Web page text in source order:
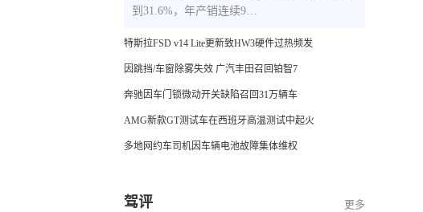
到31.6%，年产销连续9…
特斯拉FSD v14 Lite更新致HW3硬件过热频发
因跳挡/车窗除雾失效 广汽丰田召回铂智7
奔驰因车门锁微动开关缺陷召回31万辆车
AMG新款GT测试车在西班牙高温测试中起火
多地网约车司机因车辆电池故障集体维权
驾评 更多